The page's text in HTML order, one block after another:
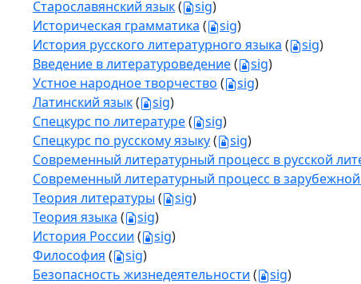
Старославянский язык( sig)
Историческая грамматика ( sig)
История русского литературного языка ( sig)
Введение в литературоведение( sig)
Устное народное творчество ( sig)
Латинский язык( sig)
Спецкурс по литературе( sig)
Спецкурс по русскому языку( sig)
Современный литературный процесс в русской
Современный литературный процесс в
Теория литературы ( sig)
Теория языка ( sig)
История России ( sig)
Философия ( sig)
Безопасность жизнедеятельности ( sig)